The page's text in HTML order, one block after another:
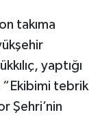
takıma
yaptığı
tebrik
Şehri’nin